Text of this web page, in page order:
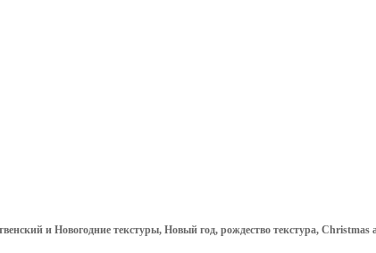
и Новогодние текстуры, Новый год, рождество текстура, Christmas